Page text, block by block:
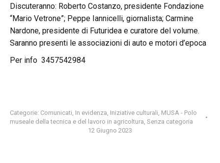
Discuteranno: Roberto Costanzo, presidente Fondazione
“Mario Vetrone”; Peppe Iannicelli, giornalista; Carmine
Nardone, presidente di Futuridea e curatore del volume.
Saranno presenti le associazioni di auto e motori d’epoca
Per info 3457542984
Categorie: Comunicati, In evidenza, Iniziative culturali, MUSA - Polo
museale della tecnica e del lavoro in agricoltura, Senza categoria
12 Giugno 2023